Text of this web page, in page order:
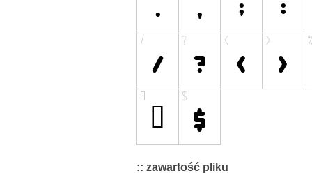
:: zawartość pliku